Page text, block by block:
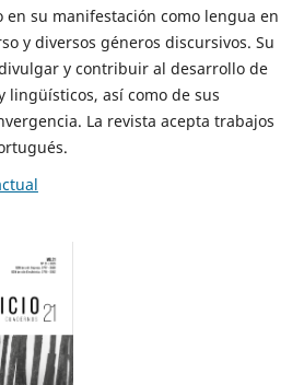
en su manifestación como lengua en
y diversos géneros discursivos. Su
y contribuir al desarrollo de
lingüísticos, así como de sus
La revista acepta trabajos